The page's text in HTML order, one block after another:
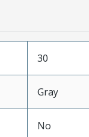
30
Gray
No